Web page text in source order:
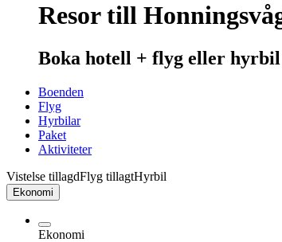
Resor till
Boka hotell + flyg eller
Boenden
Flyg
Hyrbilar
Paket
Aktiviteter
Vistelse tillagdFlyg tillagtHyrbil
Ekonomi
Ekonomi